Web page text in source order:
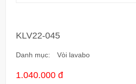
KLV22-045
Danh mục: Vòi lavabo
1.040.000 đ